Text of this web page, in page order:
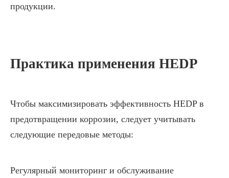
продукции.
Практика применения HEDP
Чтобы максимизировать эффективность HEDP в
предотвращении коррозии, следует учитывать
следующие передовые методы:
Регулярный мониторинг и обслуживание